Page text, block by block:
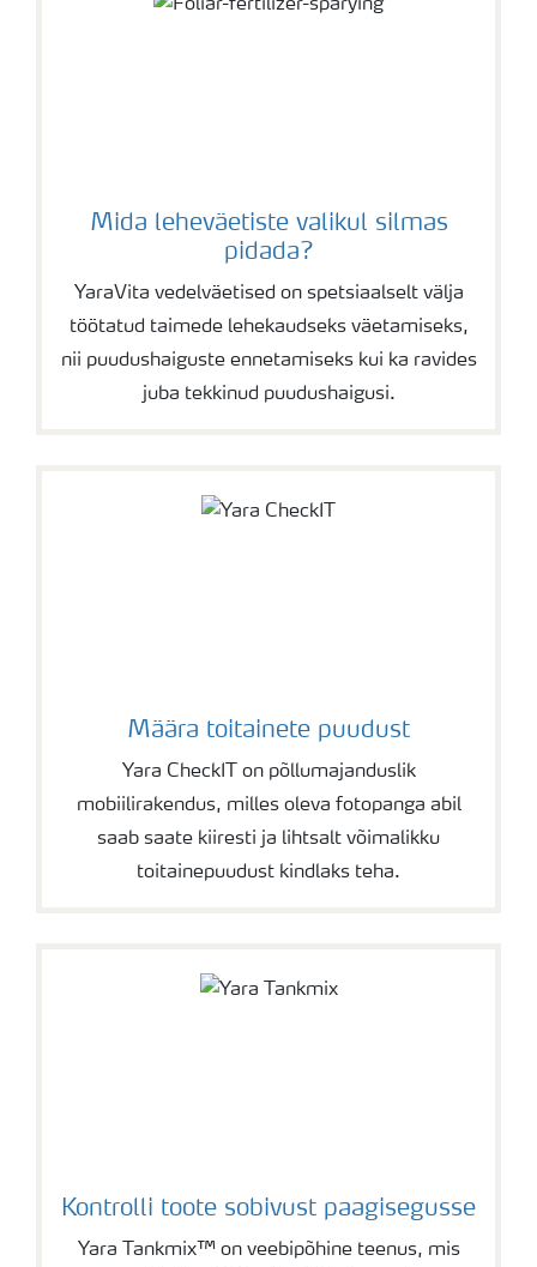
Mida leheväetiste valikul silmas
pidada?
YaraVita vedelväetised on spetsiaalselt välja
töötatud taimede lehekaudseks väetamiseks,
nii puudushaiguste ennetamiseks kui ka ravides
juba tekkinud puudushaigusi.
Määra toitainete puudust
Yara CheckIT on põllumajanduslik
mobiilirakendus, milles oleva fotopanga abil
saab saate kiiresti ja lihtsalt võimalikku
toitainepuudust kindlaks teha.
Kontrolli toote sobivust paagisegusse
Yara Tankmix™ on veebipõhine teenus, mis